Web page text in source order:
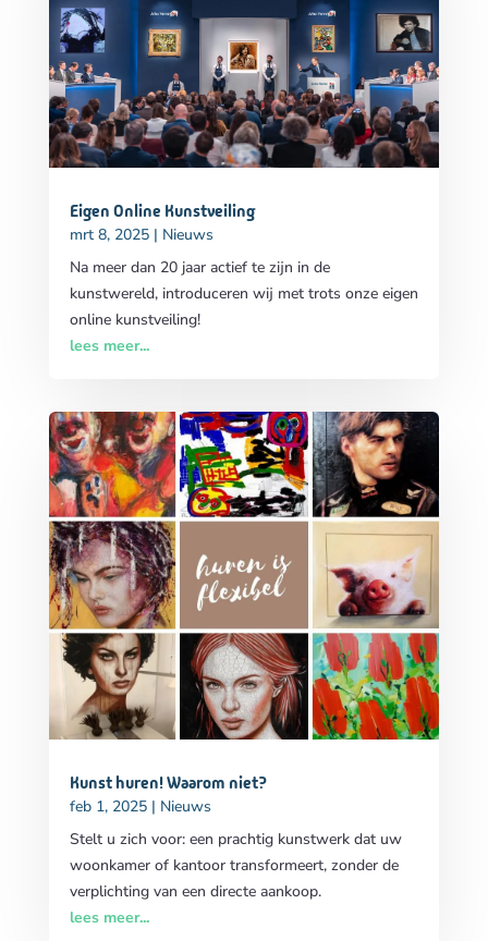
Eigen Online Kunstveiling
mrt 8, 2025| Nieuws
Na meer dan 20 jaar actief te zijn in de
kunstwereld, introduceren wij met trots onze eigen
online kunstveiling!
lees meer...
Kunst huren! Waarom niet?
feb 1, 2025| Nieuws
Stelt u zich voor: een prachtig kunstwerk dat uw
woonkamer of kantoor transformeert, zonder de
verplichting van een directe aankoop.
lees meer...